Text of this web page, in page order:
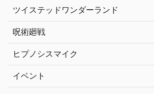
ツイステッドワンダーランド
呪術廻戦
ヒプノシスマイク
イベント